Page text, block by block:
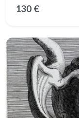
130 €